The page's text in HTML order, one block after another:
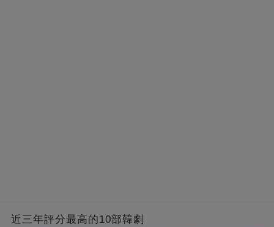
近三年評分最高的10部韓劇